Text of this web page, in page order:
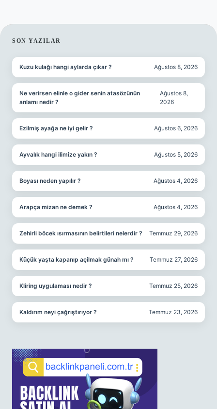
SIDEBAR
SON YAZILAR
Kuzu kulağı hangi aylarda çıkar ? Ağustos 8, 2026
Ne verirsen elinle o gider senin atasözünün
anlamı nedir ?
Ağustos 8,
2026
Ezilmiş ayağa ne iyi gelir ? Ağustos 6, 2026
Ayvalık hangi ilimize yakın ? Ağustos 5, 2026
Boyası neden yapılır ? Ağustos 4, 2026
Arapça mizan ne demek ? Ağustos 4, 2026
Zehirli böcek ısırmasının belirtileri nelerdir ? Temmuz 29, 2026
Küçük yaşta kapanıp açilmak günah mı ? Temmuz 27, 2026
Kliring uygulaması nedir ? Temmuz 25, 2026
Kaldırım neyi çağrıştırıyor ? Temmuz 23, 2026